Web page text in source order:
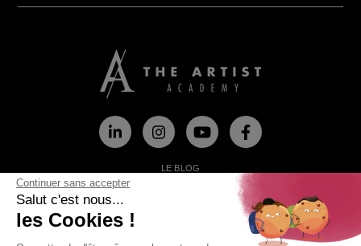
Continuer sans accepter
Salut c'est nous...
les Cookies !
LE BLOG